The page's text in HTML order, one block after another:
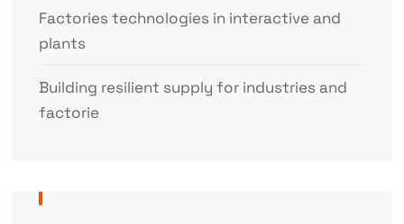
Factories technologies in interactive and
plants
Building resilient supply for industries and
factorie